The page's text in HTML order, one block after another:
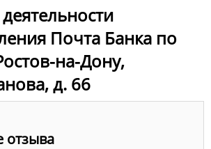
Почта Банка по
на-Дону,
д. 66
отзыва